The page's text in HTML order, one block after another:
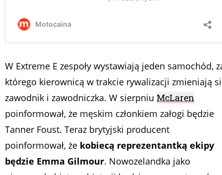
W Extreme E zespoły wystawiają jeden samochód,
którego kierownicą w trakcie rywalizacji zmieniają
zawodnik i zawodniczka. W sierpniu McLaren
poinformował, że męskim członkiem załogi będzie
Tanner Foust. Teraz brytyjski producent
poinformował, że kobiecą reprezentantką ekipy
będzie Emma Gilmour. Nowozelandka jako